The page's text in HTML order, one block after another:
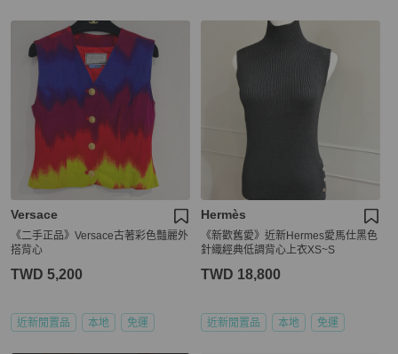
Versace
《二手正品》Versace古著彩色豔麗外
搭背心
TWD 5,200
近新閒置品 本地 免運
Hermès
《新歡舊愛》近新Hermes愛馬仕黑色
針織經典低調背心上衣XS~S
TWD 18,800
近新閒置品 本地 免運